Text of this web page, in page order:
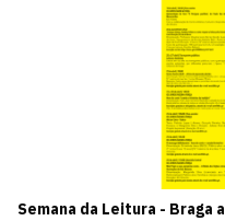
Semana da Leitura - Braga